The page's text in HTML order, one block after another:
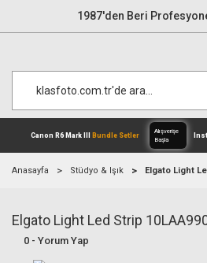
1987'den Beri
Canon R6 Mark III Bundle
Anasayfa Stüdyo & Işık Elgato Light
Elgato Light Led Strip
0 - Yorum Yap